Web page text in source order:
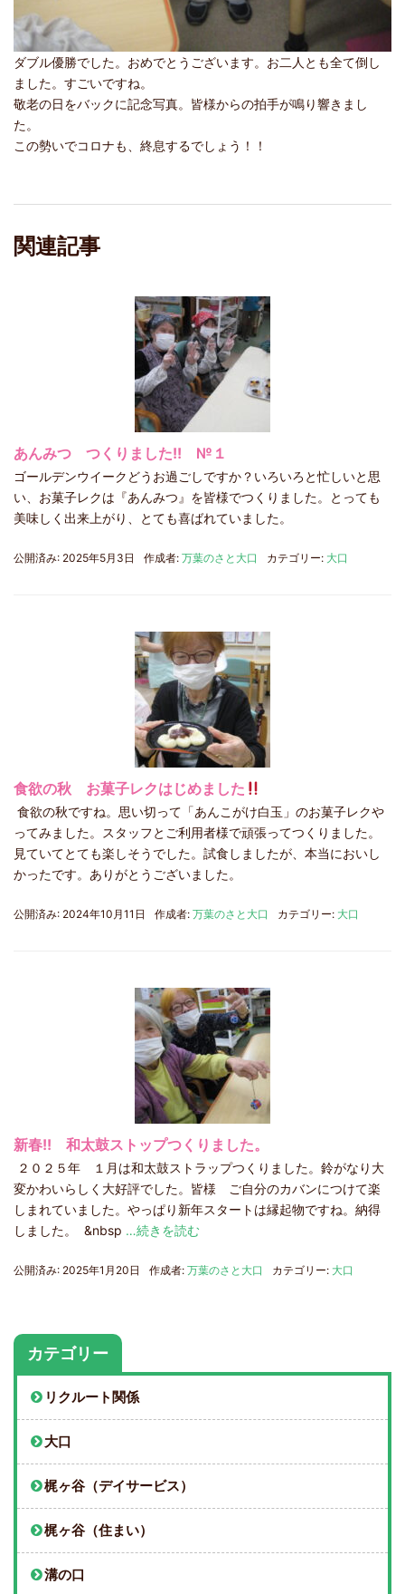
ダブル優勝でした。おめでとうございます。お二人とも全て倒し
ました。すごいですね。
敬老の日をバックに記念写真。皆様からの拍手が鳴り響きまし
た。
この勢いでコロナも、終息するでしょう！！
関連記事
あんみつ つくりました!! №１
ゴールデンウイークどうお過ごしですか？いろいろと忙しいと思
い、お菓子レクは『あんみつ』を皆様でつくりました。とっても
美味しく出来上がり、とても喜ばれていました。
公開済み: 2025年5月3日 作成者: 万葉のさと大口 カテゴリー: 大口
食欲の秋 お菓子レクはじめました
食欲の秋ですね。思い切って「あんこがけ白玉」のお菓子レクや
ってみました。スタッフとご利用者様で頑張ってつくりました。
見ていてとても楽しそうでした。試食しましたが、本当においし
かったです。ありがとうございました。
公開済み: 2024年10月11日 作成者: 万葉のさと大口 カテゴリー: 大口
新春!! 和太鼓ストップつくりました。
２０２５年 １月は和太鼓ストラップつくりました。鈴がなり大
変かわいらしく大好評でした。皆様 ご自分のカバンにつけて楽
しまれていました。やっぱり新年スタートは縁起物ですね。納得
しました。 &nbsp …続きを読む
公開済み: 2025年1月20日 作成者: 万葉のさと大口 カテゴリー: 大口
カテゴリー
リクルート関係
大口
梶ヶ谷（デイサービス）
梶ヶ谷（住まい）
溝の口